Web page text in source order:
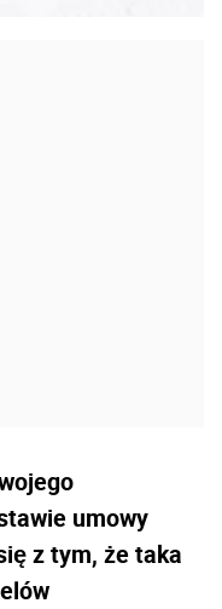
umowy
z tym, że taka